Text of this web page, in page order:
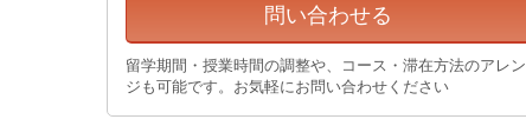
問い合わせる
留学期間・授業時間の調整や、コース・滞在方法のアレン
ジも可能です。お気軽にお問い合わせください